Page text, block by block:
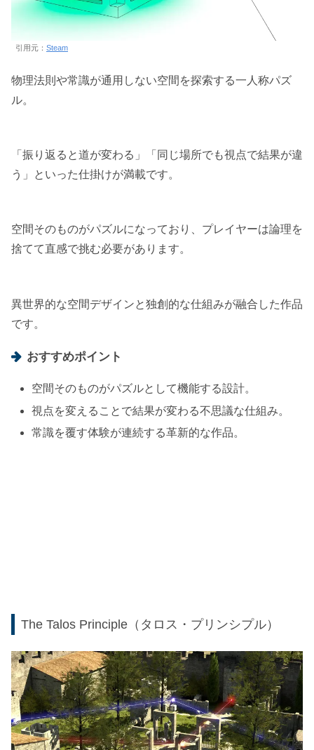
引用元： Steam
物理法則や常識が通用しない空間を探索する一人称パズ
ル。
「振り返ると道が変わる」「同じ場所でも視点で結果が違
う」といった仕掛けが満載です。
空間そのものがパズルになっており、プレイヤーは論理を
捨てて直感で挑む必要があります。
異世界的な空間デザインと独創的な仕組みが融合した作品
です。
おすすめポイント
空間そのものがパズルとして機能する設計。
視点を変えることで結果が変わる不思議な仕組み。
常識を覆す体験が連続する革新的な作品。
The Talos Principle（タロス・プリンシプル）